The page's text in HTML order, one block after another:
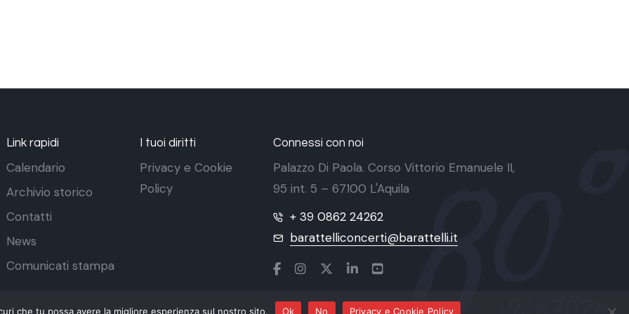
Link rapidi
Calendario
Archivio storico
Contatti
News
Comunicati stampa
I tuoi diritti
Privacy e Cookie
Policy
Connessi con noi
Palazzo Di Paola. Corso Vittorio Emanuele II,
95 int. 5 – 67100 L'Aquila
+ 39 0862 24262
barattelliconcerti@barattelli.it
che tu possa avere la migliore esperienza sul nostro sito. Ok No Privacy e Cookie Policy